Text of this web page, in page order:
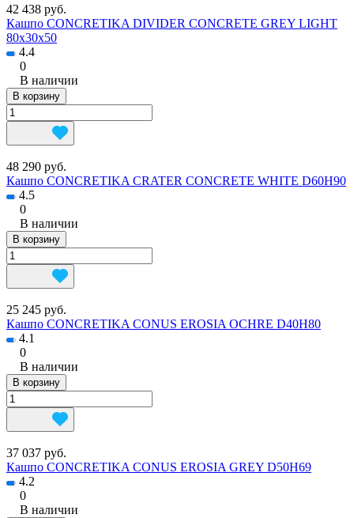
42 438 руб.
Кашпо CONCRETIKA DIVIDER CONCRETE GREY LIGHT
80x30x50
4.4
0
В наличии
В корзину
48 290 руб.
Кашпо CONCRETIKA CRATER CONCRETE WHITE D60H90
4.5
0
В наличии
В корзину
25 245 руб.
Кашпо CONCRETIKA CONUS EROSIA OCHRE D40H80
4.1
0
В наличии
В корзину
37 037 руб.
Кашпо CONCRETIKA CONUS EROSIA GREY D50H69
4.2
0
В наличии